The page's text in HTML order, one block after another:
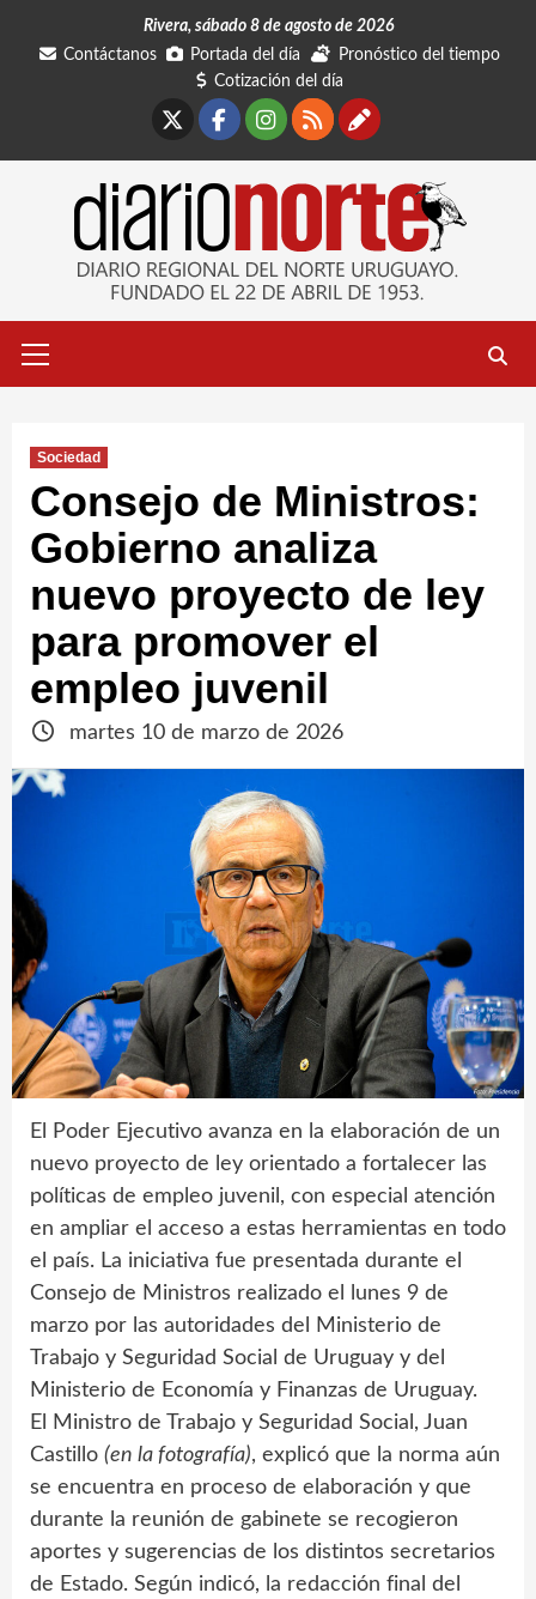
Rivera, sábado 8 de agosto de 2026
Contáctanos
Portada del día
Pronóstico del tiempo
Cotización del día
Facebook
Instagram
RSSContáctanos
primario
Sociedad
Consejo de Ministros:
Gobierno analiza
nuevo proyecto de ley
para promover el
empleo juvenil
martes 10 de marzo de 2026
El Poder Ejecutivo avanza en la elaboración de un
nuevo proyecto de ley orientado a fortalecer las
políticas de empleo juvenil, con especial atención
en ampliar el acceso a estas herramientas en todo
el país. La iniciativa fue presentada durante el
Consejo de Ministros realizado el lunes 9 de
marzo por las autoridades del Ministerio de
Trabajo y Seguridad Social de Uruguay y del
Ministerio de Economía y Finanzas de Uruguay.
El Ministro de Trabajo y Seguridad Social, Juan
Castillo (en la fotografía), explicó que la norma aún
se encuentra en proceso de elaboración y que
durante la reunión de gabinete se recogieron
aportes y sugerencias de los distintos secretarios
de Estado. Según indicó, la redacción final del